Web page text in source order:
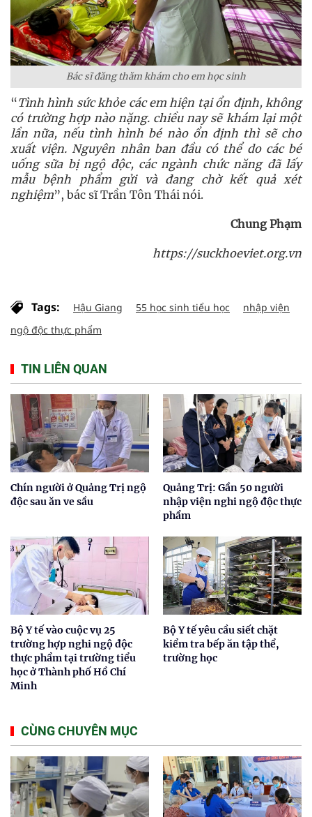
Bác sĩ đăng thăm khám cho em học sinh
“Tình hình sức khỏe các em hiện tại ổn định, không
có trường hợp nào nặng. chiều nay sẽ khám lại một
lần nữa, nếu tình hình bé nào ổn định thì sẽ cho
xuất viện. Nguyên nhân ban đầu có thể do các bé
uống sữa bị ngộ độc, các ngành chức năng đã lấy
mẫu bệnh phẩm gửi và đang chờ kết quả xét
nghiệm”, bác sĩ Trần Tôn Thái nói.
Chung Phạm
https://suckhoeviet.org.vn
Tags: Hậu Giang 55 học sinh tiểu học
nhập viện
ngộ độc thực phẩm
TIN LIÊN QUAN
Chín người ở Quảng Trị ngộ
độc sau ăn ve sầu
Quảng Trị: Gần 50 người
nhập viện nghi ngộ độc thực
phẩm
Bộ Y tế vào cuộc vụ 25
trường hợp nghi ngộ độc
thực phẩm tại trường tiểu
học ở Thành phố Hồ Chí
Minh
Bộ Y tế yêu cầu siết chặt
kiểm tra bếp ăn tập thể,
trường học
CÙNG CHUYÊN MỤC